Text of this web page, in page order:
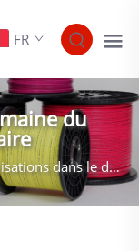
FR
du
dans le domaine du transport ferroviaire